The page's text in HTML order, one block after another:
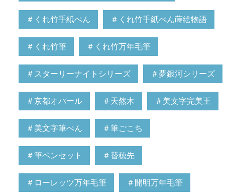
＃くれ竹手紙ぺん ＃くれ竹手紙ぺん蒔絵物語
＃くれ竹筆 ＃くれ竹万年毛筆
＃スターリーナイトシリーズ ＃夢銀河シリーズ
＃京都オパール ＃天然木 ＃美文字完美王
＃美文字筆ぺん ＃筆ごこち
＃筆ペンセット ＃替穂先
＃ローレッツ万年毛筆 ＃開明万年毛筆